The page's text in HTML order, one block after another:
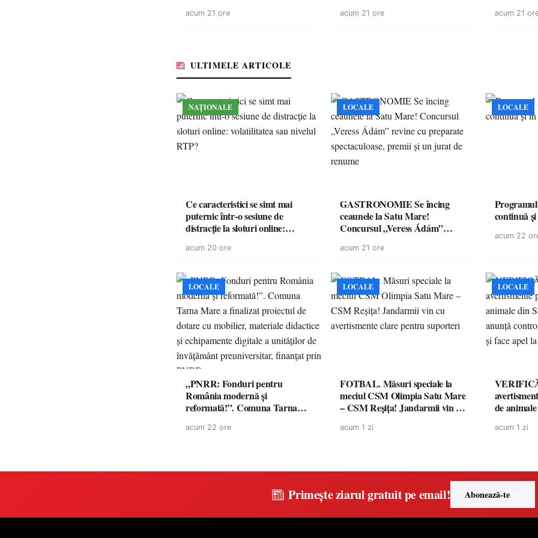
acum 21 ore acum 21 ore
energie
acum 21
ULTIMELE ARTICOLE
NAȚIONALE
Ce caracteristici se simt mai
puternic într-o sesiune de
distracție la sloturi online:
acum 20 ore
LOCALE
GASTRONOMIE Se încing
ceaunele la Satu Mare!
Concursul „Veress Ádám”
spectaculoase, premii și un jurat
acum 21 ore
LOCALE
continuă
acum 22
LOCALE
„PNRR: Fonduri pentru
România modernă și
reformată!”. Comuna Tarna
dotare cu mobilier, materiale
acum 22 ore
LOCALE
FOTBAL. Măsuri speciale la
meciul CSM Olimpia Satu Mare
– CSM Reșița! Jandarmii vin cu
suporteri
acum 1 zi
LOCALE
de
toate
acum 1 zi
Primește ziarul gratuit pe email! Abonează-te